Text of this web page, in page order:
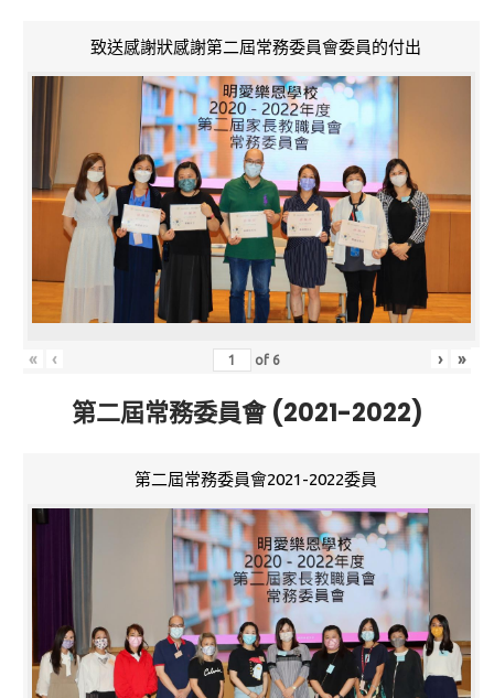
致送感謝狀感謝第二屆常務委員會委員的付出
« ‹ of 6 › »
第二屆常務委員會 (2021-2022)
第二屆常務委員會2021-2022委員